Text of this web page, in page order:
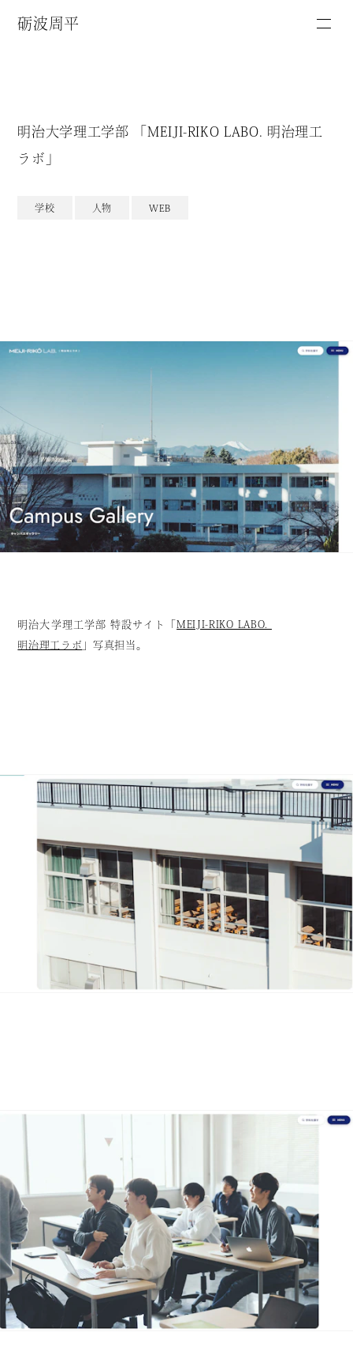
砺波周平
明治大学理工学部 「MEIJI-RIKO LABO. 明治理工
ラボ」
学校 人物 WEB
明治大学理工学部 特設サイト「MEIJI-RIKO LABO.
明治理工ラボ 」写真担当。